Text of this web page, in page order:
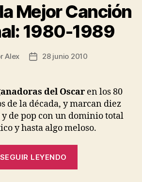
Mejor Canción
1980-1989
Alex
Fecha
entrada
28 junio 2010
del Oscar en los 80
de la década, y marcan diez
y de pop con un dominio total
y hasta algo meloso.
SEGUIR LEYENDO